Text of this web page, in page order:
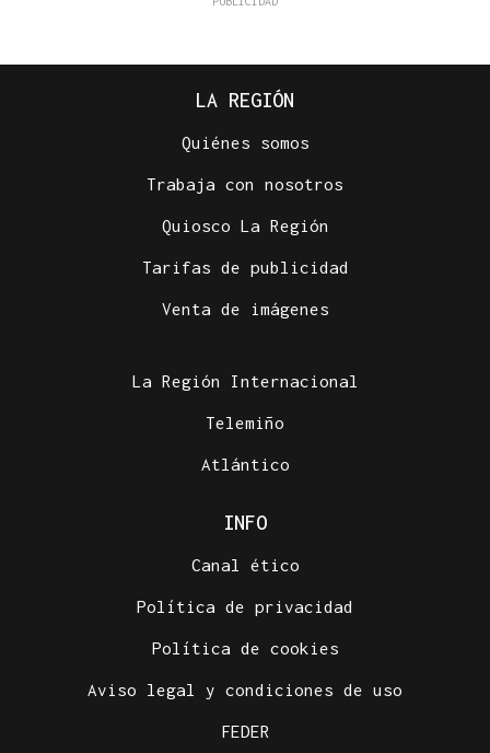
LA REGIÓN
Quiénes somos
Trabaja con nosotros
Quiosco La Región
Tarifas de publicidad
Venta de imágenes
La Región Internacional
Telemiño
Atlántico
INFO
Canal ético
Política de privacidad
Política de cookies
Aviso legal y condiciones de uso
FEDER